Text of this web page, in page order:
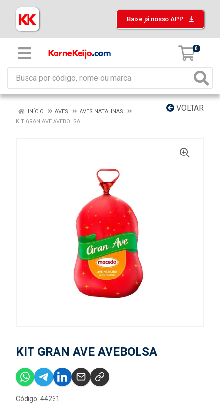
Baixe já nosso APP
0
VOLTAR
INÍCIO AVES
AVES NATALINAS
KIT GRAN AVE AVEBOLSA
KIT GRAN AVE AVEBOLSA
Código: 44231